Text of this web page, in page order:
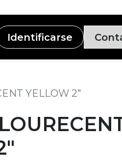
Identificarse
YELLOW 2"